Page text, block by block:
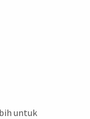
untuk